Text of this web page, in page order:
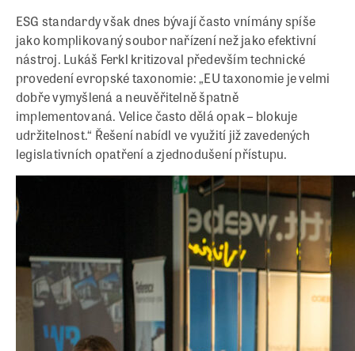
ESG standardy však dnes bývají často vnímány spíše
jako komplikovaný soubor nařízení než jako efektivní
nástroj. Lukáš Ferkl kritizoval především technické
provedení evropské taxonomie: „EU taxonomie je velmi
dobře vymyšlená a neuvěřitelně špatně
implementovaná. Velice často dělá opak – blokuje
udržitelnost.“ Řešení nabídl ve využití již zavedených
legislativních opatření a zjednodušení přístupu.